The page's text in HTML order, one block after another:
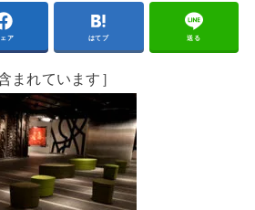
ェア はてブ 送る
まれています］